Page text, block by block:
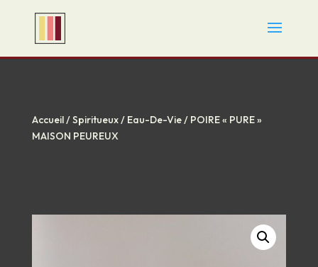
Accueil/Spiritueux/ Eau-De-Vie/ POIRE « PURE »
MAISON PEUREUX